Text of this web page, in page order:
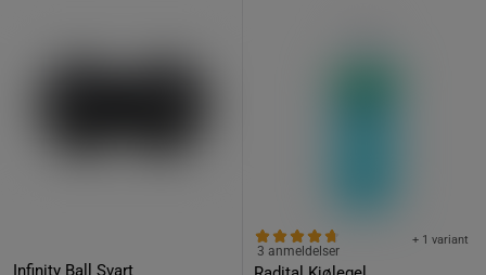
Infinity Ball Svart
+ 1 variant
3 anmeldelser